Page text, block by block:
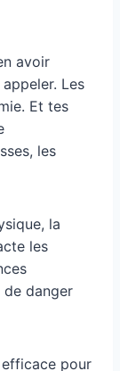
avoir
Les
Et tes
les
la
les
de danger
efficace pour